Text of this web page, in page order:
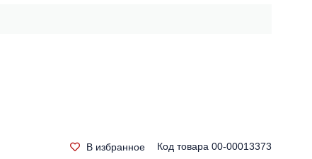
В избранное Код товара 00-00013373